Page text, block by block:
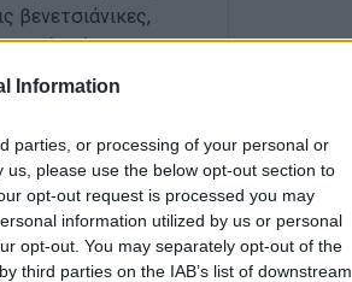
Information
parties, or processing of your personal or
please use the below opt-out section to
opt-out request is processed you may
information utilized by us or personal
opt-out. You may separately opt-out of the
third parties on the IAB’s list of downstream
βενετσιάνικες,
μείγμα
το αστικό της ήθος
πάντα έναν
με τον έξω κόσμο
στρατηγικές
Αμερική και